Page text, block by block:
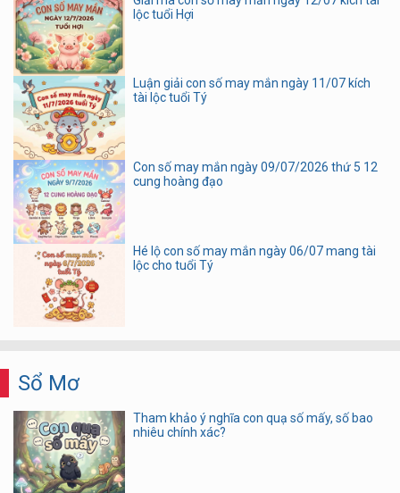
lộc tuổi Hợi
Luận giải con số may mắn ngày 11/07 kích
tài lộc tuổi Tý
Con số may mắn ngày 09/07/2026 thứ 5 12
cung hoàng đạo
Hé lộ con số may mắn ngày 06/07 mang tài
lộc cho tuổi Tý
Sổ Mơ
Tham khảo ý nghĩa con quạ số mấy, số bao
nhiêu chính xác?